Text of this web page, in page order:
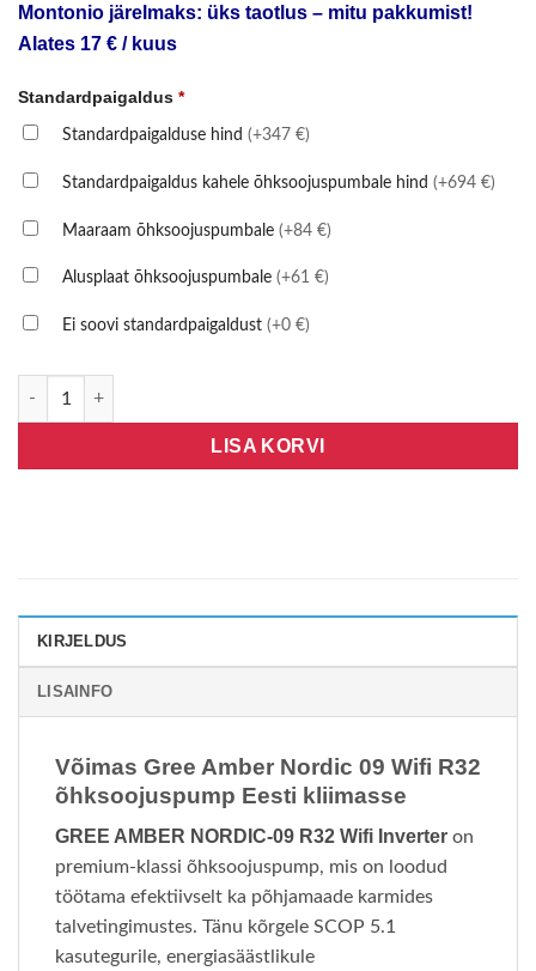
Montonio järelmaks: üks taotlus – mitu pakkumist!
Alates 17 € / kuus
Standardpaigaldus *
Standardpaigalduse hind (+347 €)
Standardpaigaldus kahele õhksoojuspumbale hind (+694 €)
Maaraam õhksoojuspumbale (+84 €)
Alusplaat õhksoojuspumbale (+61 €)
Ei soovi standardpaigaldust (+0 €)
LISA KORVI
KIRJELDUS
LISAINFO
Võimas Gree Amber Nordic 09 Wifi R32
õhksoojuspump Eesti kliimasse
GREE AMBER NORDIC-09 R32 Wifi Inverter on
premium-klassi õhksoojuspump, mis on loodud
töötama efektiivselt ka põhjamaade karmides
talvetingimustes. Tänu kõrgele SCOP 5.1
kasutegurile, energiasäästlikule